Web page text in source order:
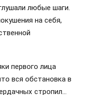
любые шаги.
на себя,
первого лица
вся обстановка в
стропил…